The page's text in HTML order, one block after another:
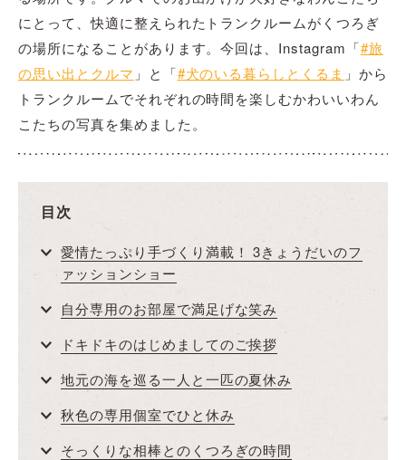
にとって、快適に整えられたトランクルームがくつろぎ
の場所になることがあります。今回は、Instagram「#旅
の思い出とクルマ 」と「#犬のいる暮らしとくるま 」から
トランクルームでそれぞれの時間を楽しむかわいいわん
こたちの写真を集めました。
目次
愛情たっぷり手づくり満載！ 3きょうだいのフ
ァッションショー
自分専用のお部屋で満足げな笑み
ドキドキのはじめましてのご挨拶
地元の海を巡る一人と一匹の夏休み
秋色の専用個室でひと休み
そっくりな相棒とのくつろぎの時間